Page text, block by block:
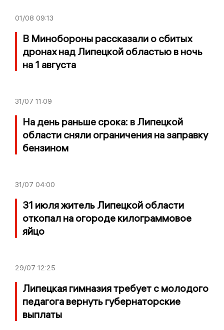
01/08 09:13
В Минобороны рассказали о сбитых
дронах над Липецкой областью в ночь
на 1 августа
31/07 11:09
На день раньше срока: в Липецкой
области сняли ограничения на заправку
бензином
31/07 04:00
31 июля житель Липецкой области
откопал на огороде килограммовое
яйцо
29/07 12:25
Липецкая гимназия требует с молодого
педагога вернуть губернаторские
выплаты